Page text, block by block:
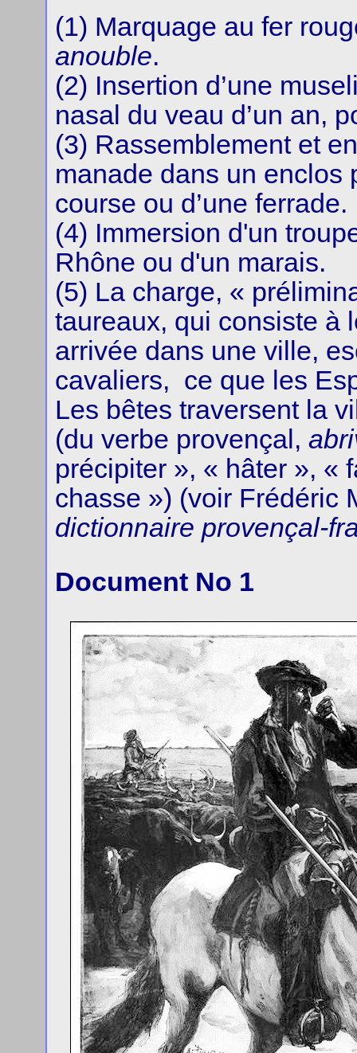
(1) Marquage au fer
anouble.
(2) Insertion d’une
nasal du veau d’un an,
(3) Rassemblement et
manade dans un enclos
course ou d’une ferrade.
(4) Immersion d'un
Rhône ou d'un marais.
(5) La charge, «
taureaux, qui consiste à
arrivée dans une ville,
cavaliers, ce que les
Les bêtes traversent la
(du verbe provençal,
précipiter », « hâter », «
chasse ») (voir Frédéric
dictionnaire provençal-
Document No 1